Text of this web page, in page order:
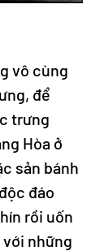
vô cùng
để
trưng
Hòa ở
sản bánh
đáo
rồi uốn
những